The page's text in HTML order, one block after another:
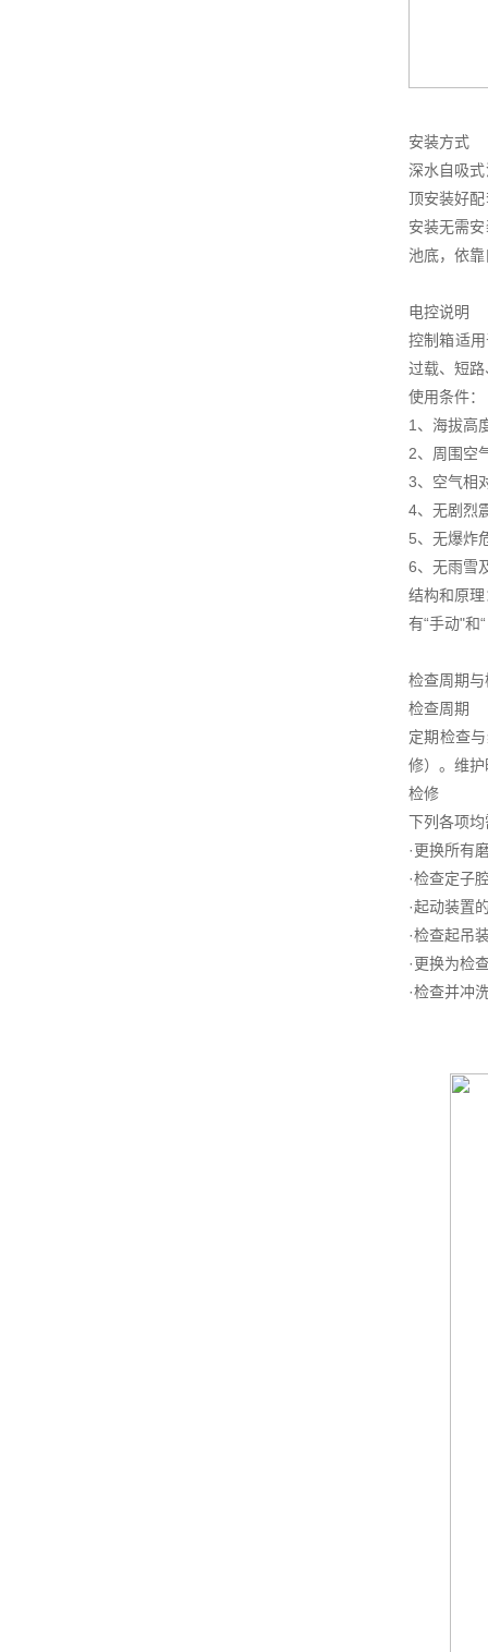
安装方式
深水自吸
顶安装好
安装无需
池底，依
电控说明
控制箱适
过载、短
使用条件：
1、海拔高
2、周围空
3、空气相
4、无剧烈
5、无爆炸
6、无雨雪
结构和原
有“手动"和
检查周期
检查周期
定期检查
修）。维
检修
下列各项
·更换所有
·检查定子
·起动装置
·检查起吊
·更换为检
·检查并冲